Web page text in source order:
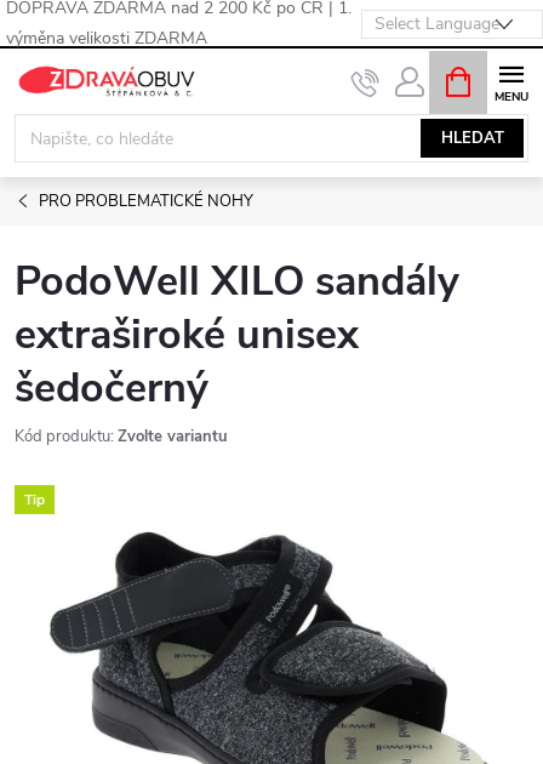
DOPRAVA ZDARMA nad 2 200 Kč po ČR | 1.
výměna velikosti ZDARMA
Přejít
obsah
HLEDAT
NÁKUPNÍ
KOŠÍK
PRO PROBLEMATICKÉ NOHY
PodoWell XILO sandály
extraširoké unisex
šedočerný
Kód produktu: Zvolte variantu
Tip